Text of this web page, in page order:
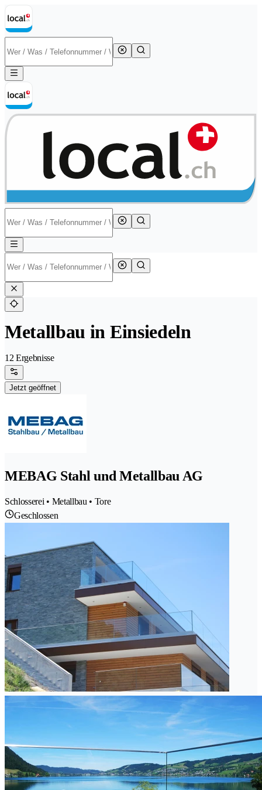
Metallbau in Einsiedeln
12 Ergebnisse
Jetzt geöffnet
MEBAG Stahl und Metallbau AG
Schlosserei • Metallbau • Tore
Geschlossen